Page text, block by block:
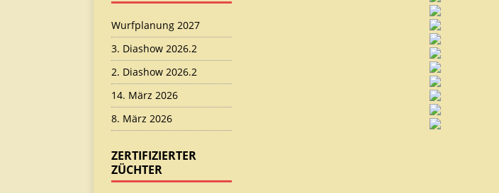
Wurfplanung 2027
3. Diashow 2026.2
2. Diashow 2026.2
14. März 2026
8. März 2026
ZERTIFIZIERTER
ZÜCHTER